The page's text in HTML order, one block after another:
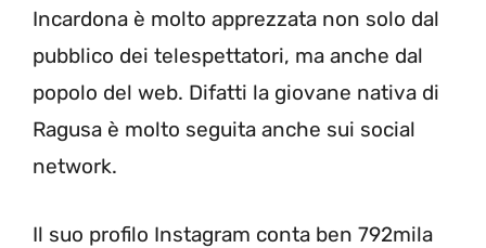
Incardona è molto apprezzata non solo dal
pubblico dei telespettatori, ma anche dal
popolo del web. Difatti la giovane nativa di
Ragusa è molto seguita anche sui social
network.
Il suo profilo Instagram conta ben 792mila